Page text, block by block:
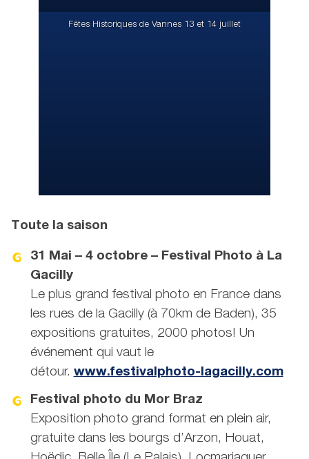
Fêtes Historiques de Vannes 13 et 14 juillet
Toute la saison
31 Mai – 4 octobre – Festival Photo à La
Gacilly
Le plus grand festival photo en France dans
les rues de la Gacilly (à 70km de Baden), 35
expositions gratuites, 2000 photos! Un
événement qui vaut le
détour. www.festivalphoto-lagacilly.com
Festival photo du Mor Braz
Exposition photo grand format en plein air,
gratuite dans les bourgs d’Arzon, Houat,